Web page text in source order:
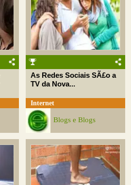
As Redes Sociais SÃ£o a
TV da Nova...
Internet
Blogs e Blogs